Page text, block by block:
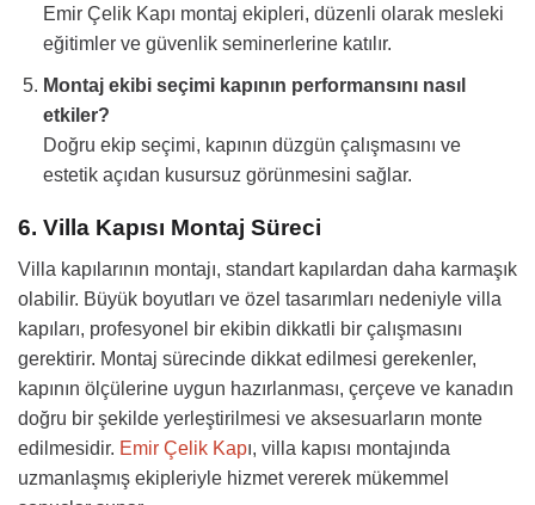
Emir Çelik Kapı montaj ekipleri, düzenli olarak mesleki
eğitimler ve güvenlik seminerlerine katılır.
Montaj ekibi seçimi kapının performansını nasıl
etkiler?
Doğru ekip seçimi, kapının düzgün çalışmasını ve
estetik açıdan kusursuz görünmesini sağlar.
6. Villa Kapısı Montaj Süreci
Villa kapılarının montajı, standart kapılardan daha karmaşık
olabilir. Büyük boyutları ve özel tasarımları nedeniyle villa
kapıları, profesyonel bir ekibin dikkatli bir çalışmasını
gerektirir. Montaj sürecinde dikkat edilmesi gerekenler,
kapının ölçülerine uygun hazırlanması, çerçeve ve kanadın
doğru bir şekilde yerleştirilmesi ve aksesuarların monte
edilmesidir. Emir Çelik Kapı, villa kapısı montajında
uzmanlaşmış ekipleriyle hizmet vererek mükemmel